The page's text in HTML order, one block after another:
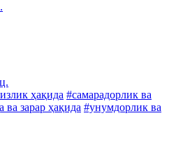
ҳақида #самарадорлик ва
ва зарар ҳақида #унумдорлик ва